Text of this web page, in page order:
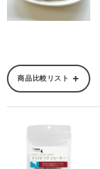
商品比較リスト